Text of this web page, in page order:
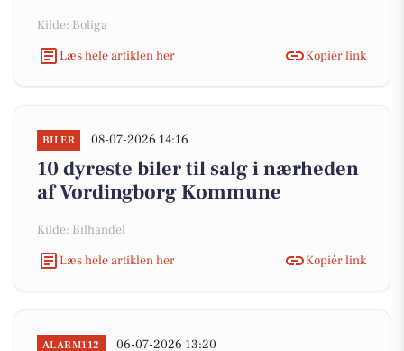
Kilde: Boliga
Læs hele artiklen her
Kopiér link
BILER 08-07-2026 14:16
10 dyreste biler til salg i nærheden
af Vordingborg Kommune
Kilde: Bilhandel
Læs hele artiklen her
Kopiér link
ALARM112 06-07-2026 13:20